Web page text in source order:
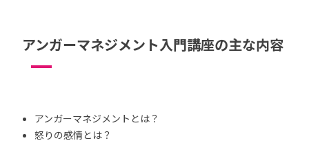
アンガーマネジメント入門講座の主な内容
アンガーマネジメントとは？
怒りの感情とは？